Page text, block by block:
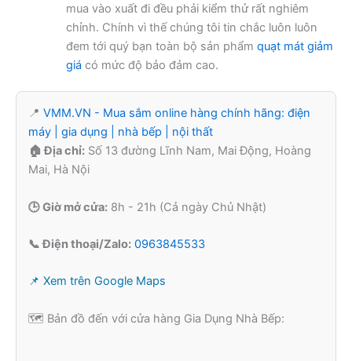
mua vào xuất đi đều phải kiểm thử rất nghiêm
chỉnh. Chính vì thế chúng tôi tin chắc luôn luôn
đem tới quý bạn toàn bộ sản phẩm quạt mát giảm
giá có mức độ bảo đảm cao.
📍 VMM.VN - Mua sắm online hàng chính hãng: điện
máy | gia dụng | nhà bếp | nội thất
🏠 Địa chỉ: Số 13 đường Lĩnh Nam, Mai Động, Hoàng
Mai, Hà Nội
🕒 Giờ mở cửa: 8h - 21h (Cả ngày Chủ Nhật)
📞 Điện thoại/Zalo: 0963845533
📌 Xem trên Google Maps
🗺️ Bản đồ đến với cửa hàng Gia Dụng Nhà Bếp: